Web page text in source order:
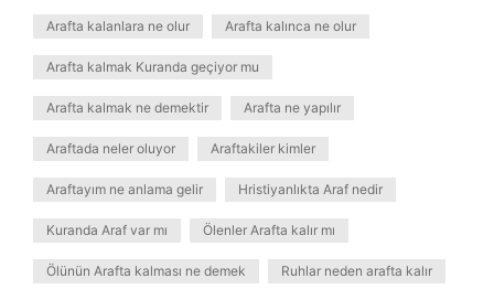
Arafta kalanlara ne olur Arafta kalınca ne olur
Arafta kalmak Kuranda geçiyor mu
Arafta kalmak ne demektir Arafta ne yapılır
Araftada neler oluyor Araftakiler kimler
Araftayım ne anlama gelir Hristiyanlıkta Araf nedir
Kuranda Araf var mı Ölenler Arafta kalır mı
Ölünün Arafta kalması ne demek Ruhlar neden arafta kalır